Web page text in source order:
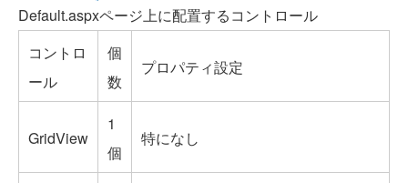
Default.aspxページ上に配置するコントロール
コントロ
ール
個
数
プロパティ設定
GridView
1
個
特になし